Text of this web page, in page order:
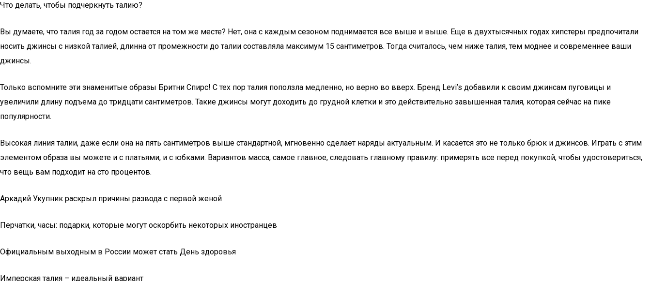
Что делать, чтобы подчеркнуть талию?
Вы думаете, что талия год за годом остается на том же месте? Нет, она с каждым сезоном поднимается все выше и выше. Еще в двухтысячных годах хипстеры предпочитали
носить джинсы с низкой талией, длинна от промежности до талии составляла максимум 15 сантиметров. Тогда считалось, чем ниже талия, тем моднее и современнее ваши
джинсы.
Только вспомните эти знаменитые образы Бритни Спирс! С тех пор талия поползла медленно, но верно во вверх. Бренд Levi’s добавили к своим джинсам пуговицы и
увеличили длину подъема до тридцати сантиметров. Такие джинсы могут доходить до грудной клетки и это действительно завышенная талия, которая сейчас на пике
популярности.
Высокая линия талии, даже если она на пять сантиметров выше стандартной, мгновенно сделает наряды актуальным. И касается это не только брюк и джинсов. Играть с этим
элементом образа вы можете и с платьями, и с юбками. Вариантов масса, самое главное, следовать главному правилу: примерять все перед покупкой, чтобы удостовериться,
что вещь вам подходит на сто процентов.
Аркадий Укупник раскрыл причины развода с первой женой
Перчатки, часы: подарки, которые могут оскорбить некоторых иностранцев
Официальным выходным в России может стать День здоровья
Имперская талия – идеальный вариант